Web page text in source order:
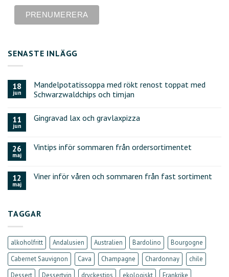
SENASTE INLÄGG
18
jun
Mandelpotatissoppa med rökt renost toppat med
Schwarzwaldchips och timjan
11
jun
Gingravad lax och gravlaxpizza
26
maj
Vintips inför sommaren från ordersortimentet
12
maj
Viner inför våren och sommaren från fast sortiment
TAGGAR
alkoholfritt Andalusien Australien Bardolino
Bourgogne
Cabernet Sauvignon
Cava Champagne Chardonnay
chile
Dessert
Dessertvin dryckestips ekologiskt
Frankrike